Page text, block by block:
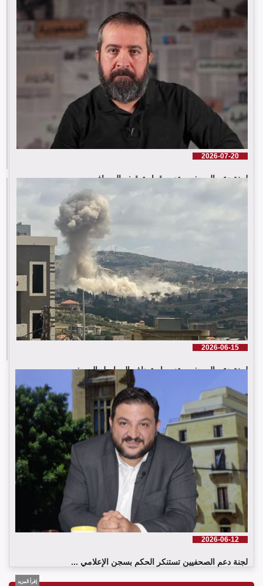
2026-07-20
لجنة دعم الصحفيين تدين قرار توقيف الصحافي ...
2026-06-15
لجنة دعم الصحفيين تدين استهداف المراسل الصحفي ...
إقرأ المزيد
2026-06-12
لجنة دعم الصحفيين تستنكر الحكم بسجن الإعلامي ...
إقرأ المزيد